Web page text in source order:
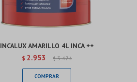
INCALUX AMARILLO 4L INCA ++
$ 2.953 $ 3.474